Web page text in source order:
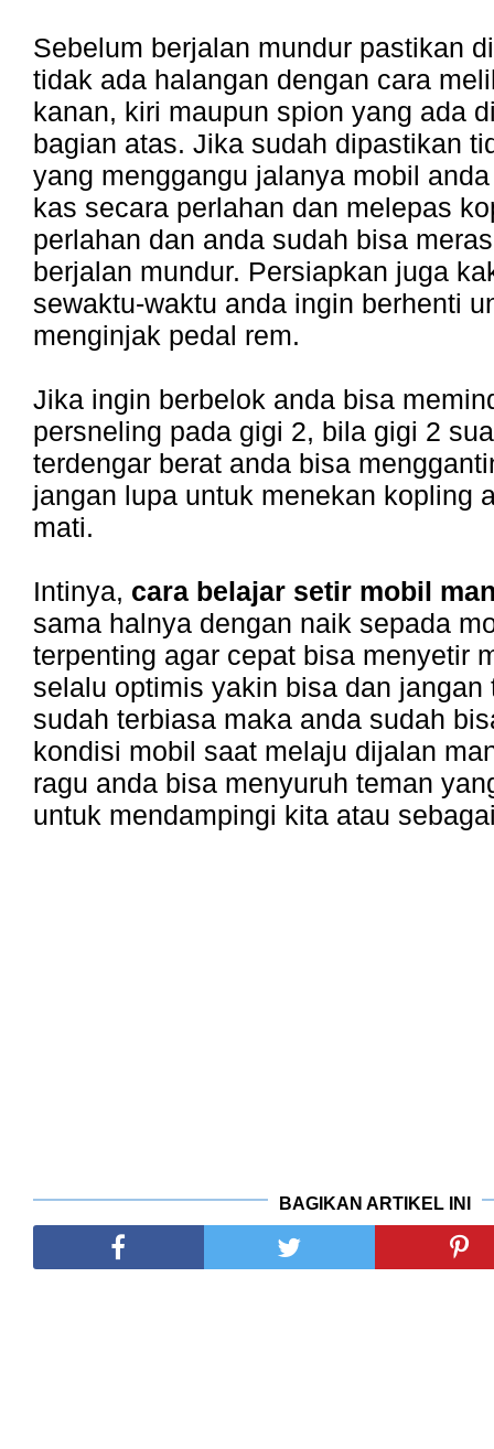
Sebelum berjalan mundur pastikan
tidak ada halangan dengan cara
kanan, kiri maupun spion yang ada
bagian atas. Jika sudah dipastikan
yang menggangu jalanya mobil
kas secara perlahan dan melepas
perlahan dan anda sudah bisa
berjalan mundur. Persiapkan juga
sewaktu-waktu anda ingin berhenti
menginjak pedal rem.
Jika ingin berbelok anda bisa
persneling pada gigi 2, bila gigi 2
terdengar berat anda bisa
jangan lupa untuk menekan kopling
mati.
Intinya, cara belajar setir mobil
sama halnya dengan naik sepada
terpenting agar cepat bisa menyetir
selalu optimis yakin bisa dan jangan
sudah terbiasa maka anda sudah
kondisi mobil saat melaju dijalan
ragu anda bisa menyuruh teman
untuk mendampingi kita atau
BAGIKAN ARTIKEL INI